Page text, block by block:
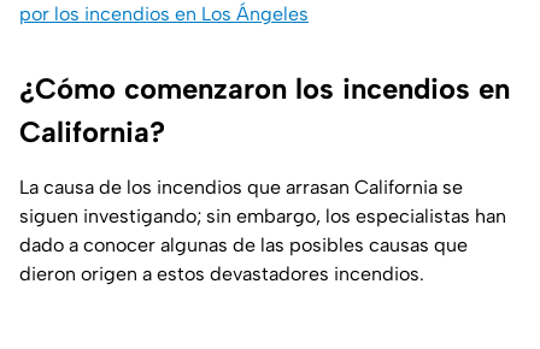
por los incendios en Los Ángeles
¿Cómo comenzaron los incendios en
California?
La causa de los incendios que arrasan California se
siguen investigando; sin embargo, los especialistas han
dado a conocer algunas de las posibles causas que
dieron origen a estos devastadores incendios.